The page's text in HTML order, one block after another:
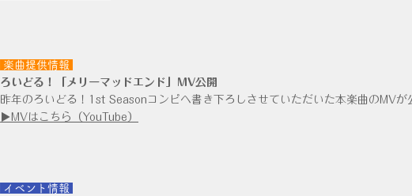
楽曲提供情報
ろいどる！「メリーマッドエンド」MV公開
昨年のろいどる！1st Seasonコンピへ書き下ろしさせていただいた本楽曲のMVが
▶MVはこちら（YouTube）
イベント情報